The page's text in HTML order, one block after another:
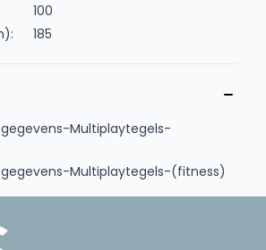
100
185
Multiplaytegels-
Multiplaytegels-(fitness)